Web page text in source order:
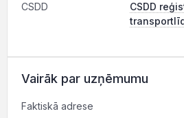
CSDD
CSDD
Vairāk par uzņēmumu
Faktiskā adrese